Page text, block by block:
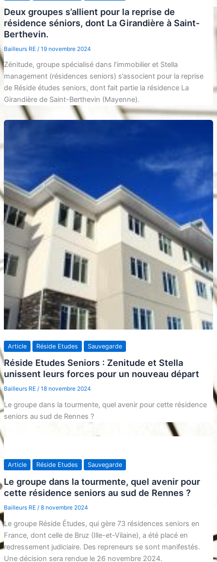
Deux groupes s’allient pour la reprise de
résidence séniors, dont La Girandière à Saint-
Berthevin.
Bailleurs RE / 19 novembre 2024
Zénitude, groupe spécialisé dans l’immobilier et Stella
management (résidences seniors) s’associent pour la reprise
de Réside études seniors, dont fait partie la résidence La
Girandière de Saint-Berthevin (Mayenne).
Article Réside Etudes Sauvegarde
Réside Etudes Seniors : Zenitude et Stella
unissent leurs forces pour un nouveau départ
Bailleurs RE / 18 novembre 2024
Le groupe dans la tourmente, quel avenir pour cette résidence
seniors au sud de Rennes ?
Article Réside Etudes Sauvegarde
Le groupe dans la tourmente, quel avenir pour
cette résidence seniors au sud de Rennes ?
Bailleurs RE / 8 novembre 2024
Le groupe Réside Études, qui gère 73 résidences seniors en
France, dont celle de Bruz (Ille-et-Vilaine), a été placé en
redressement judiciaire. Des repreneurs se sont manifestés.
Une décision sera rendue le 26 novembre 2024.